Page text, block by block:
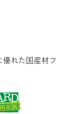
れた国産材フ